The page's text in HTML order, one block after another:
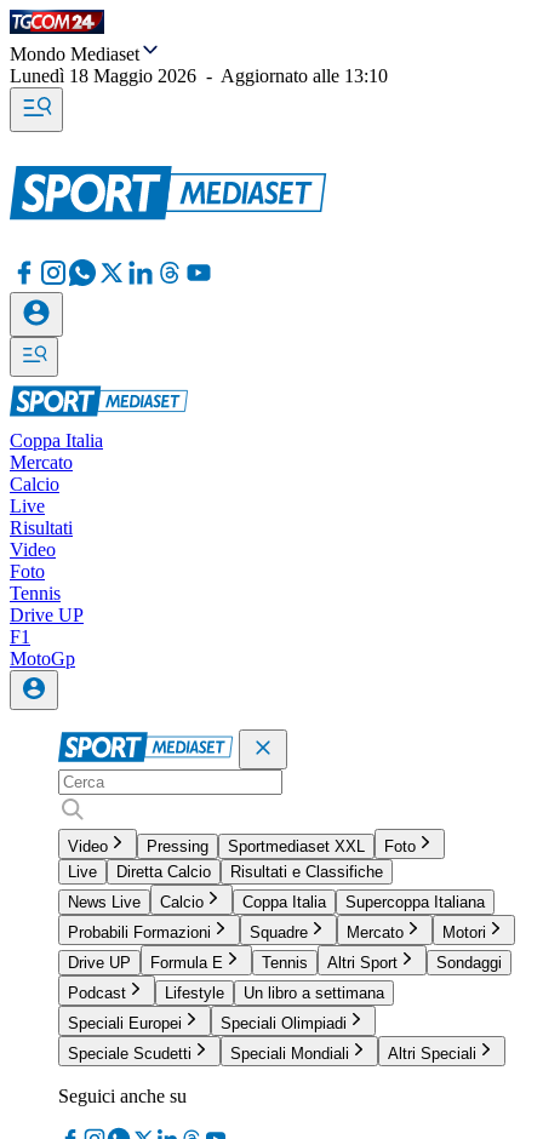
Mondo Mediaset
Lunedì 18 Maggio 2026 - Aggiornato alle 13:10
Coppa Italia
Mercato
Calcio
Live
Risultati
Video
Foto
Tennis
Drive UP
F1
MotoGp
Video Pressing Sportmediaset XXL
Foto
Live
Diretta Calcio
Risultati e Classifiche
News Live
Calcio Coppa Italia
Supercoppa Italiana
Probabili Formazioni
Squadre Mercato
Motori
Drive UP
Formula E Tennis Altri Sport
Sondaggi
Podcast
Lifestyle
Un libro a settimana
Speciali Europei
Speciali Olimpiadi
Speciale Scudetti
Speciali Mondiali Altri Speciali
Seguici anche su